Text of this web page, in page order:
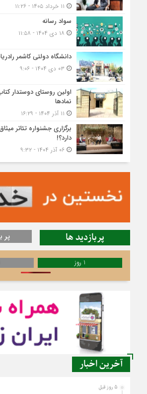
سواد رسانه
دانشگاه دولتی کاشمر‌
اولین روستای دوستدار
نمادها
برگزاری جشنواره تئاتر
دارد؟!
۰۶ آذر ۱۴۰۴ - ۹:۳۲
پربازدید ها پر
1 روز
آخرین اخبار
5 روز قبل